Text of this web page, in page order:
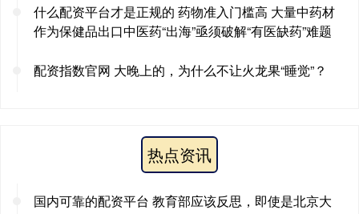
什么配资平台才是正规的 药物准入门槛高 大量中药材
作为保健品出口中医药“出海”亟须破解“有医缺药”难题
配资指数官网 大晚上的，为什么不让火龙果“睡觉”？
热点资讯
国内可靠的配资平台 教育部应该反思，即使是北京大